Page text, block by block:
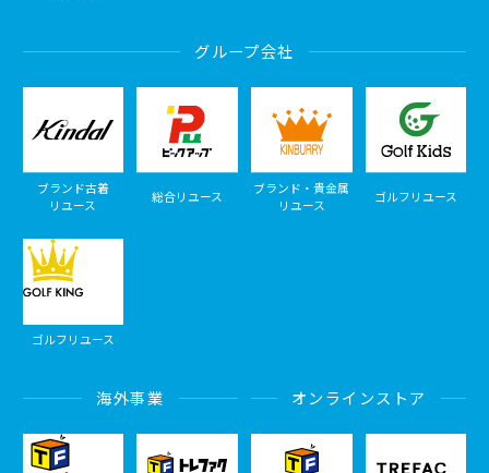
グループ会社
ブランド古着
リユース
総合リユース
ブランド・貴金属
リユース
ゴルフリユース
ゴルフリユース
海外事業 オンラインストア